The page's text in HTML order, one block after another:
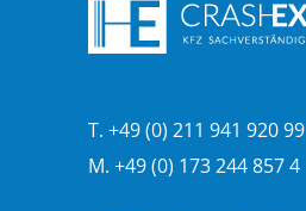
T. +49 (0) 211 941 920 99
M. +49 (0) 173 244 857 4